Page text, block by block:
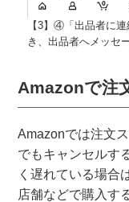
【3】④「出品者に
き、出品者へメッセ
Amazonで注
Amazonでは注文
でもキャンセルす
く遅れている場合
店舗などで購入す